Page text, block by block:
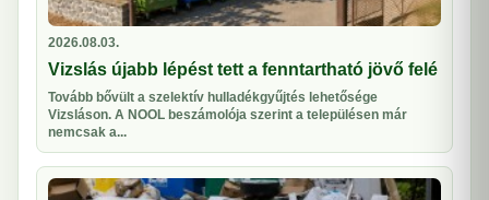
2026.08.03.
Vizslás újabb lépést tett a fenntartható jövő felé
Tovább bővült a szelektív hulladékgyűjtés lehetősége
Vizsláson. A NOOL beszámolója szerint a településen már
nemcsak a...